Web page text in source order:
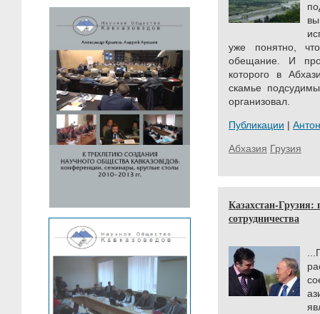
уже понятно,
обещание. И
которого в
скамье
организовал.
Публикации |
Абхазия Грузия
Казахстан-Грузия:
сотрудничества